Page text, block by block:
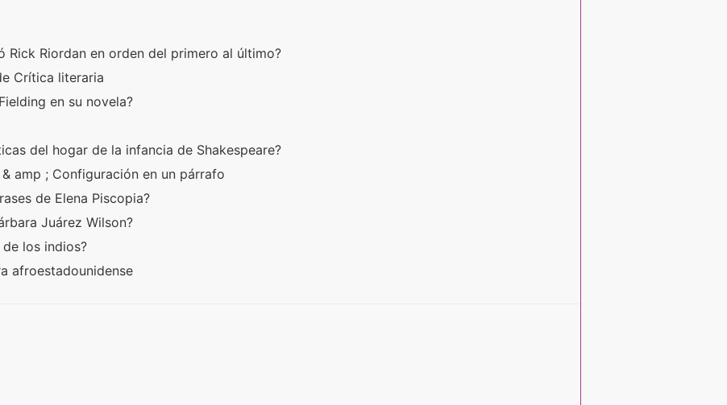
Rick Riordan en orden del primero al último?
Crítica literaria
en su novela?
del hogar de la infancia de Shakespeare?
amp ; Configuración en un párrafo
de Elena Piscopia?
Juárez Wilson?
los indios?
afroestadounidense